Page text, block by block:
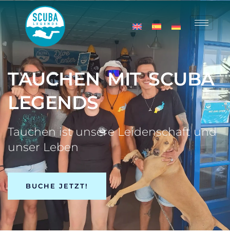
TAUCHEN MIT SCUBA
LEGENDS
Tauchen ist unsere Leidenschaft und
unser Leben
BUCHE JETZT!